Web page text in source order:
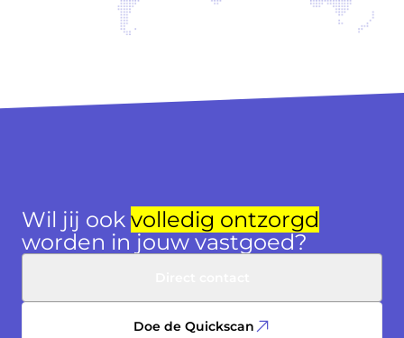
Wil jij ook volledig ontzorgd
worden in jouw vastgoed?
Doe de Quickscan